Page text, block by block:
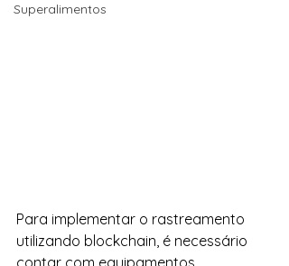
Superalimentos
Para implementar o rastreamento
utilizando blockchain, é necessário